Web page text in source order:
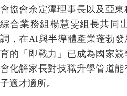
會協會余定潭理事長以及亞
綜合業務組楊慧雯組長共同
調，在AI與半導體產業蓬勃
育的「即戰力」已成為國家
會化解家長對技職升學管道
子適才適所。